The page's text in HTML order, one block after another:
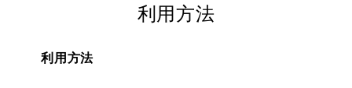
利用方法
利用方法